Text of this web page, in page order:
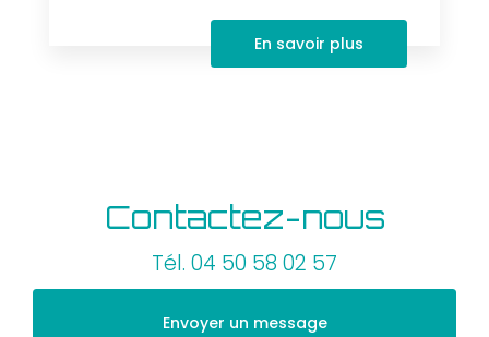
En savoir plus
Contactez-nous
Tél. 04 50 58 02 57
Envoyer un message